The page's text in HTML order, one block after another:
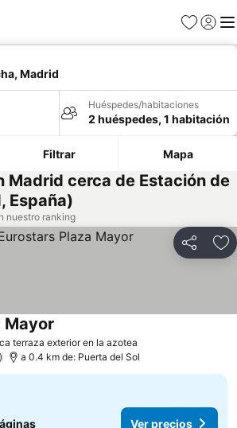
Favoritos
Iniciar
Madrid
Huéspedes/habitaciones
2 huéspedes, 1 habitación
Filtrar Mapa
Madrid cerca de Estación de
España)
nuestro ranking
Compartir
terraza exterior en la azotea
Mayor
a 0.4 km de: Puerta del Sol
Ver precios